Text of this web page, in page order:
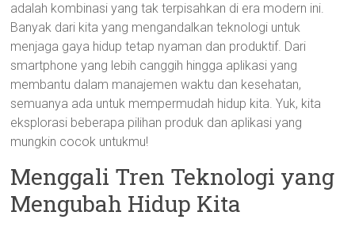
adalah kombinasi yang tak terpisahkan di era modern ini.
Banyak dari kita yang mengandalkan teknologi untuk
menjaga gaya hidup tetap nyaman dan produktif. Dari
smartphone yang lebih canggih hingga aplikasi yang
membantu dalam manajemen waktu dan kesehatan,
semuanya ada untuk mempermudah hidup kita. Yuk, kita
eksplorasi beberapa pilihan produk dan aplikasi yang
mungkin cocok untukmu!
Menggali Tren Teknologi yang
Mengubah Hidup Kita